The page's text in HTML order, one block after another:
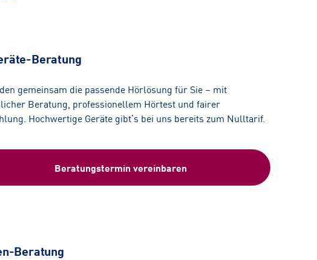
Beratung
gemeinsam die passende Hörlösung für Sie – mit
Beratung, professionellem Hörtest und fairer
Hochwertige Geräte gibt’s bei uns bereits zum Nulltarif.
Beratungstermin vereinbaren
Beratung